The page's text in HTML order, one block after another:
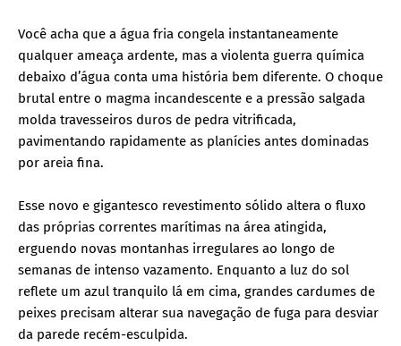
Você acha que a água fria congela instantaneamente
qualquer ameaça ardente, mas a violenta guerra química
debaixo d’água conta uma história bem diferente. O choque
brutal entre o magma incandescente e a pressão salgada
molda travesseiros duros de pedra vitrificada,
pavimentando rapidamente as planícies antes dominadas
por areia fina.
Esse novo e gigantesco revestimento sólido altera o fluxo
das próprias correntes marítimas na área atingida,
erguendo novas montanhas irregulares ao longo de
semanas de intenso vazamento. Enquanto a luz do sol
reflete um azul tranquilo lá em cima, grandes cardumes de
peixes precisam alterar sua navegação de fuga para desviar
da parede recém-esculpida.